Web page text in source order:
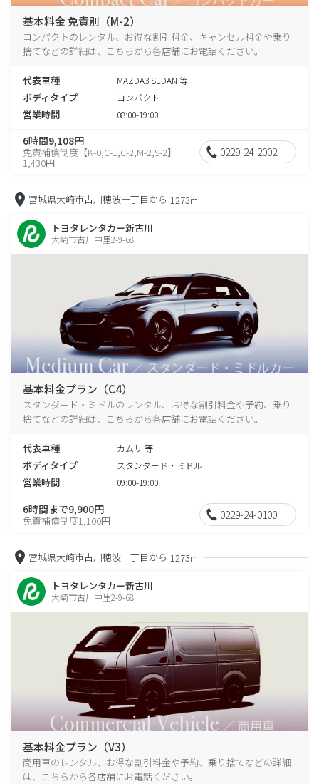
基本料金 免責別（M-2）
コンパクトのレンタル、お得な割引料金、キャンセル料金や乗り
捨てなどの詳細は、こちらから各店舗にお電話ください。
代表車種 MAZDA3 SEDAN 等
ボディタイプ コンパクト
営業時間 08:00-19:00
6時間9,108円
免責補償制度【K-0,C-1,C-2,M-2,S-2】
1,430円
0229-24-2002
宮城県大崎市古川穂波一丁目から 1273m
トヨタレンタカー新古川
大崎市古川中里2-9-68
基本料金プラン（C4）
スタンダード・ミドルのレンタル、お得な割引料金や予約、乗り
捨てなどの詳細は、こちらから各店舗にお電話ください。
代表車種 カムリ 等
ボディタイプ スタンダード・ミドル
営業時間 09:00-19:00
6時間まで9,900円
免責補償制度1,100円 0229-24-0100
宮城県大崎市古川穂波一丁目から 1273m
トヨタレンタカー新古川
大崎市古川中里2-9-68
基本料金プラン（V3）
商用車のレンタル、お得な割引料金や予約、乗り捨てなどの詳細
は、こちらから各店舗にお電話ください。